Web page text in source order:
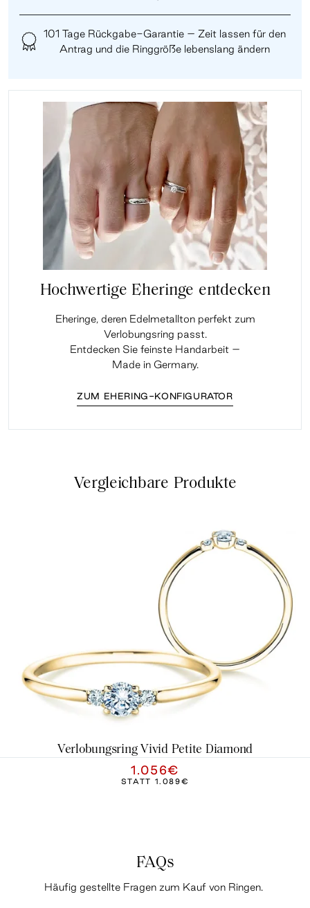
101 Tage Rückgabe-Garantie – Zeit lassen für den
Antrag und die Ringgröße lebenslang ändern
Hochwertige Eheringe entdecken
Eheringe, deren Edelmetallton perfekt zum
Verlobungsring passt.
Entdecken Sie feinste Handarbeit –
Made in Germany.
ZUM EHERING-KONFIGURATOR
Vergleichbare Produkte
Verlobungsring Vivid Petite Diamond
1.056€
STATT 1.089€
FAQs
Häufig gestellte Fragen zum Kauf von Ringen.